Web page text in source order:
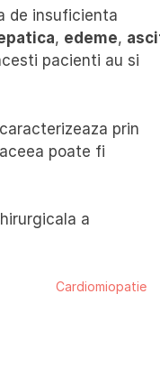
de insuficienta
, edeme,
pacienti au si
prin
poate fi
a
Cardiomiopatie